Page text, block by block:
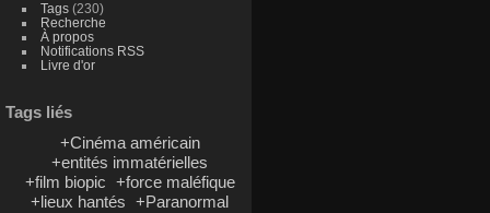
Tags(230)
Recherche
À propos
Notifications RSS
Livre d'or
Tags liés
+Cinéma américain
+entités immatérielles
+film biopic +force maléfique
+lieux hantés
+Paranormal